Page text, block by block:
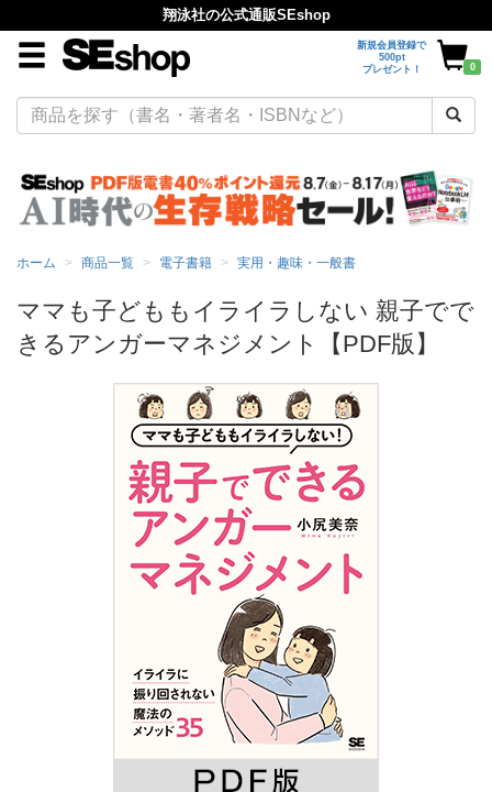
翔泳社の公式通販SEshop
新規会員登録で
500pt
プレゼント！
0
ホーム 商品一覧 電子書籍 実用・趣味・一般書
ママも子どももイライラしない 親子でで
きるアンガーマネジメント【PDF版】